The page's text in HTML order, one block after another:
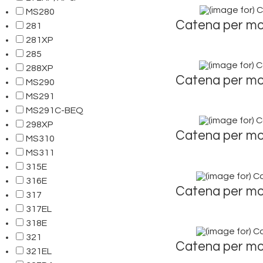
MS280
281
281XP
285
288XP
MS290
MS291
MS291C-BEQ
298XP
MS310
MS311
315E
316E
317
317EL
318E
321
321EL
Catena per
Catena per
Catena per
Catena per
Catena per